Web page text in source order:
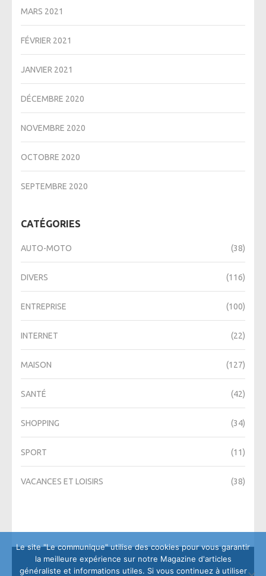
MARS 2021
FÉVRIER 2021
JANVIER 2021
DÉCEMBRE 2020
NOVEMBRE 2020
OCTOBRE 2020
SEPTEMBRE 2020
CATÉGORIES
AUTO-MOTO (38)
DIVERS (116)
ENTREPRISE (100)
INTERNET (22)
MAISON (127)
SANTÉ (42)
SHOPPING (34)
SPORT (11)
VACANCES ET LOISIRS (38)
Le site "Le communique" utilise des cookies pour vous garantir
la meilleure expérience sur notre Magazine d'articles
généraliste et informations utiles. Si vous continuez à utiliser